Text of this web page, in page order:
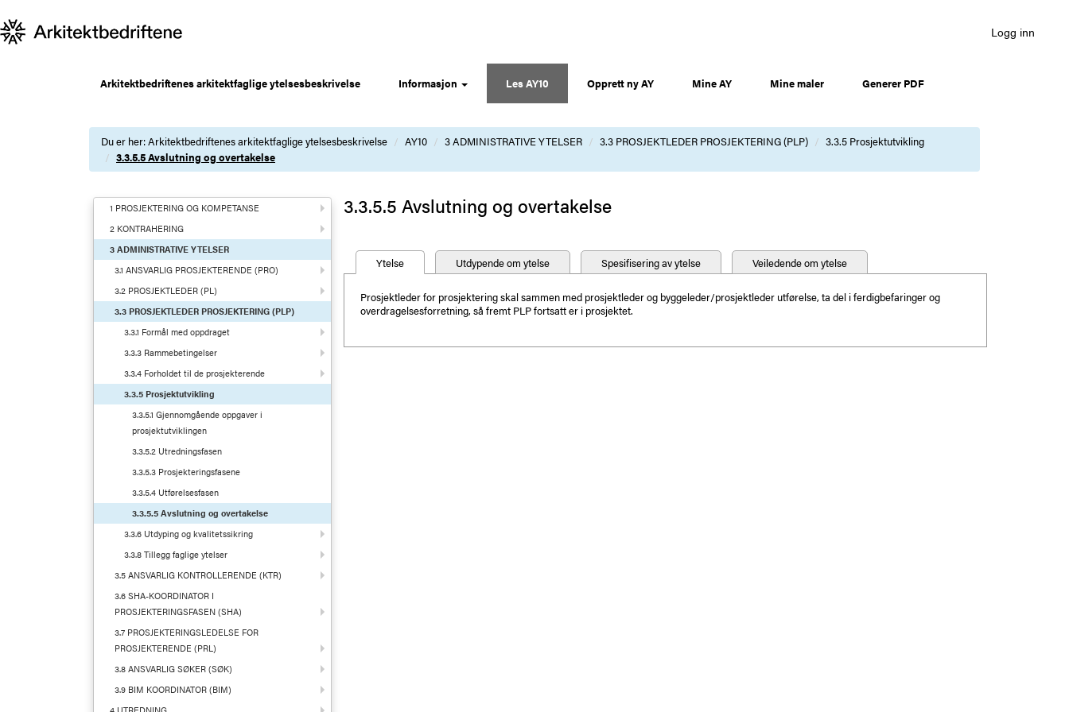
Logg inn
Arkitektbedriftenes arkitektfaglige ytelsesbeskrivelse Informasjon Les AY10 Opprett ny AY Mine AY Mine maler Generer PDF
Du er her:Arkitektbedriftenes arkitektfaglige ytelsesbeskrivelse AY10 3 ADMINISTRATIVE YTELSER 3.3 PROSJEKTLEDER PROSJEKTERING (PLP)
3.3.5 Prosjektutvikling
3.3.5.5 Avslutning og overtakelse
1 PROSJEKTERING OG KOMPETANSE
2 KONTRAHERING
3 ADMINISTRATIVE YTELSER
3.1 ANSVARLIG PROSJEKTERENDE (PRO)
3.2 PROSJEKTLEDER (PL)
3.3 PROSJEKTLEDER PROSJEKTERING (PLP)
3.3.1 Formål med oppdraget
3.3.3 Rammebetingelser
3.3.4 Forholdet til de prosjekterende
3.3.5 Prosjektutvikling
3.3.5.1 Gjennomgående oppgaver i
prosjektutviklingen
3.3.5.2 Utredningsfasen
3.3.5.3 Prosjekteringsfasene
3.3.5.4 Utførelsesfasen
3.3.5.5 Avslutning og overtakelse
3.3.6 Utdyping og kvalitetssikring
3.3.8 Tillegg faglige ytelser
3.5 ANSVARLIG KONTROLLERENDE (KTR)
3.6 SHA-KOORDINATOR I
PROSJEKTERINGSFASEN (SHA)
3.7 PROSJEKTERINGSLEDELSE FOR
PROSJEKTERENDE (PRL)
3.8 ANSVARLIG SØKER (SØK)
3.9 BIM KOORDINATOR (BIM)
3.3.5.5 Avslutning og overtakelse
Ytelse Utdypende om ytelse Spesifisering av ytelse Veiledende om ytelse
Prosjektleder for prosjektering skal sammen med prosjektleder og byggeleder/prosjektleder utførelse, ta del i ferdigbefaringer og
overdragelsesforretning, så fremt PLP fortsatt er i prosjektet.